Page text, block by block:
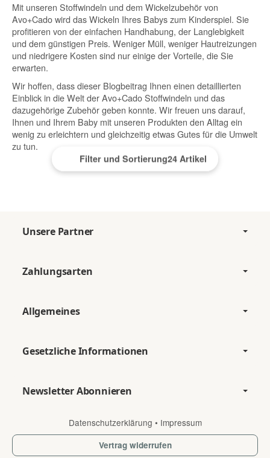
Filter und Sortierung24 Artikel
Mit unseren Stoffwindeln und dem Wickelzubehör von
Avo+Cado wird das Wickeln Ihres Babys zum Kinderspiel. Sie
profitieren von der einfachen Handhabung, der Langlebigkeit
und dem günstigen Preis. Weniger Müll, weniger Hautreizungen
und niedrigere Kosten sind nur einige der Vorteile, die Sie
erwarten.
Wir hoffen, dass dieser Blogbeitrag Ihnen einen detaillierten
Einblick in die Welt der Avo+Cado Stoffwindeln und das
dazugehörige Zubehör geben konnte. Wir freuen uns darauf,
Ihnen und Ihrem Baby mit unseren Produkten den Alltag ein
wenig zu erleichtern und gleichzeitig etwas Gutes für die Umwelt
zu tun.
Unsere Partner
Zahlungsarten
Allgemeines
Gesetzliche Informationen
Newsletter Abonnieren
Datenschutzerklärung • Impressum
Vertrag widerrufen